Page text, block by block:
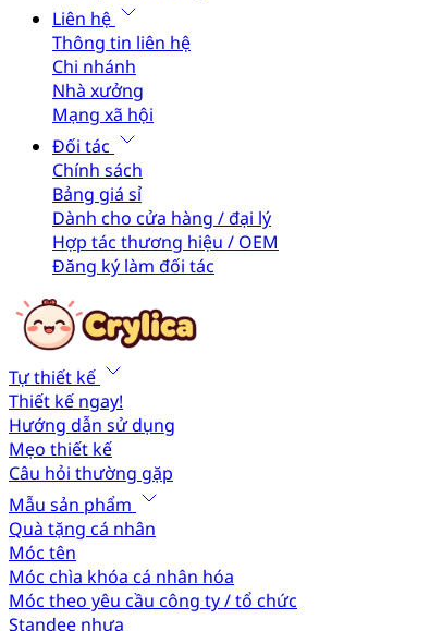
Liên hệ
Thông tin liên hệ
Chi nhánh
Nhà xưởng
Mạng xã hội
Đối tác
Chính sách
Bảng giá sỉ
Dành cho cửa hàng / đại lý
Hợp tác thương hiệu / OEM
Đăng ký làm đối tác
Tự thiết kế
Thiết kế ngay!
Hướng dẫn sử dụng
Mẹo thiết kế
Câu hỏi thường gặp
Mẫu sản phẩm
Quà tặng cá nhân
Móc tên
Móc chìa khóa cá nhân hóa
Móc theo yêu cầu công ty / tổ chức
Standee nhựa